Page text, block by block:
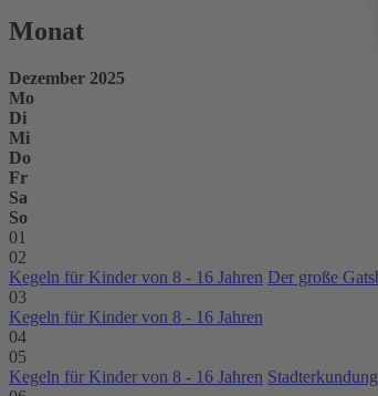
Monat
Dezember 2025
Mo
Di
Mi
Do
Fr
Sa
So
01
02
Kegeln für Kinder von 8 - 16 Jahren Der große
03
Kegeln für Kinder von 8 - 16 Jahren
04
05
Kegeln für Kinder von 8 - 16 Jahren